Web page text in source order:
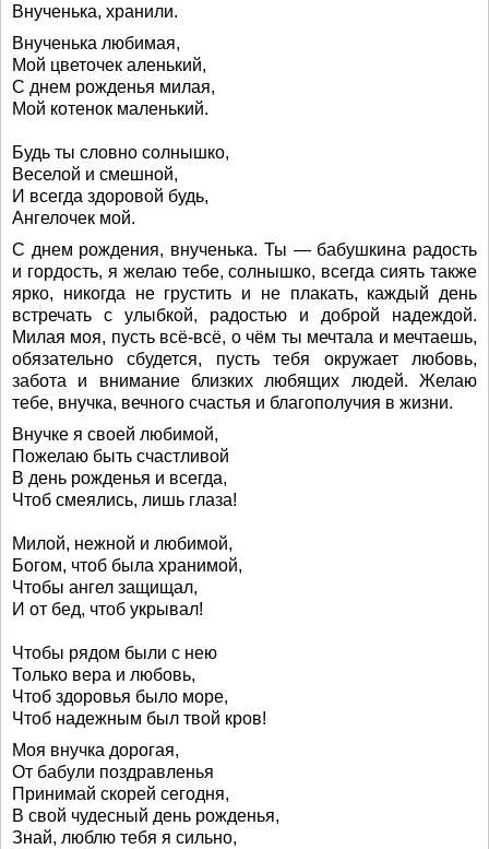
Внученька, хранили.
Внученька любимая,
Мой цветочек аленький,
С днем рожденья милая,
Мой котенок маленький.
Будь ты словно солнышко,
Веселой и смешной,
И всегда здоровой будь,
Ангелочек мой.
С днем рождения, внученька. Ты — бабушкина радость
и гордость, я желаю тебе, солнышко, всегда сиять также
ярко, никогда не грустить и не плакать, каждый день
встречать с улыбкой, радостью и доброй надеждой.
Милая моя, пусть всё-всё, о чём ты мечтала и мечтаешь,
обязательно сбудется, пусть тебя окружает любовь,
забота и внимание близких любящих людей. Желаю
тебе, внучка, вечного счастья и благополучия в жизни.
Внучке я своей любимой,
Пожелаю быть счастливой
В день рожденья и всегда,
Чтоб смеялись, лишь глаза!
Милой, нежной и любимой,
Богом, чтоб была хранимой,
Чтобы ангел защищал,
И от бед, чтоб укрывал!
Чтобы рядом были с нею
Только вера и любовь,
Чтоб здоровья было море,
Чтоб надежным был твой кров!
Моя внучка дорогая,
От бабули поздравленья
Принимай скорей сегодня,
В свой чудесный день рожденья,
Знай, люблю тебя я сильно,